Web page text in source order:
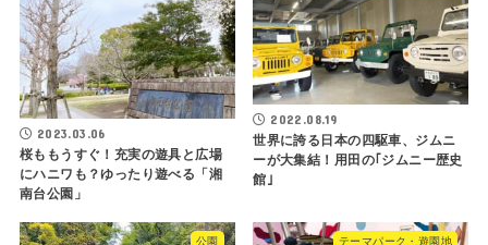
2023.03.06
桜ももうすぐ！充実の遊具と広場
にハニワも？ゆったり遊べる「湘
南台公園」
2022.08.19
世界に誇る日本の四駆車、ジムニ
ーが大集結！用田の｢ジムニー歴史
館｣
公園 テーマパーク・遊園地